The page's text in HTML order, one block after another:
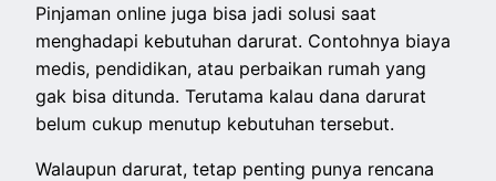
Pinjaman online juga bisa jadi solusi saat
menghadapi kebutuhan darurat. Contohnya biaya
medis, pendidikan, atau perbaikan rumah yang
gak bisa ditunda. Terutama kalau dana darurat
belum cukup menutup kebutuhan tersebut.
Walaupun darurat, tetap penting punya rencana